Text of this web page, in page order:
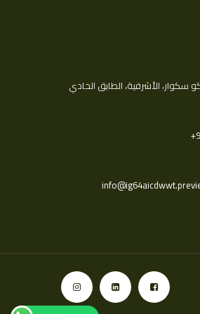
الأشرفية، الطابق الحادي